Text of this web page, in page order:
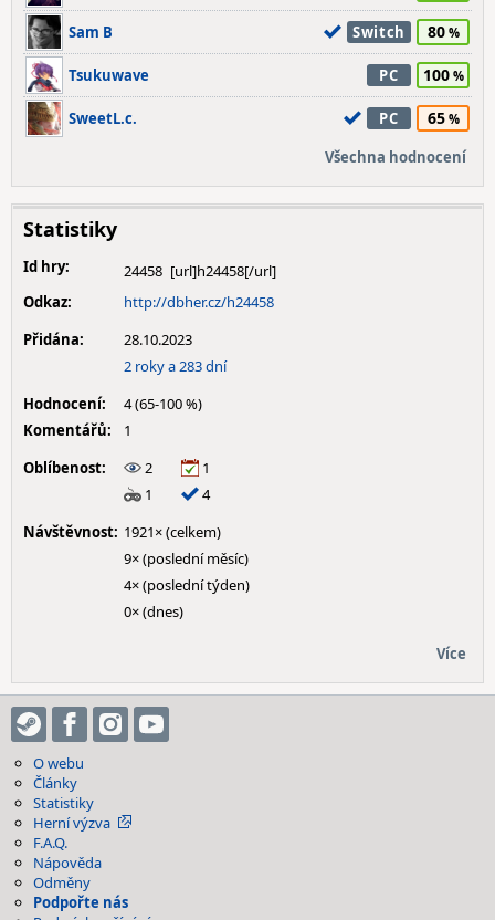
Sam B Switch 80
Tsukuwave PC 100
SweetL.c. PC 65
Všechna hodnocení
Statistiky
Id hry:
24458
Odkaz:
http://dbher.cz/h24458
Přidána:
28.10.2023
2 roky a 283 dní
Hodnocení:
4 (65-100 %)
Komentářů:
1
Oblíbenost:
2
1
1
4
Návštěvnost: 1921× (celkem)
9× (poslední měsíc)
4× (poslední týden)
0× (dnes)
Více
O webu
Články
Statistiky
Herní výzva
F.A.Q.
Nápověda
Odměny
Podpořte nás